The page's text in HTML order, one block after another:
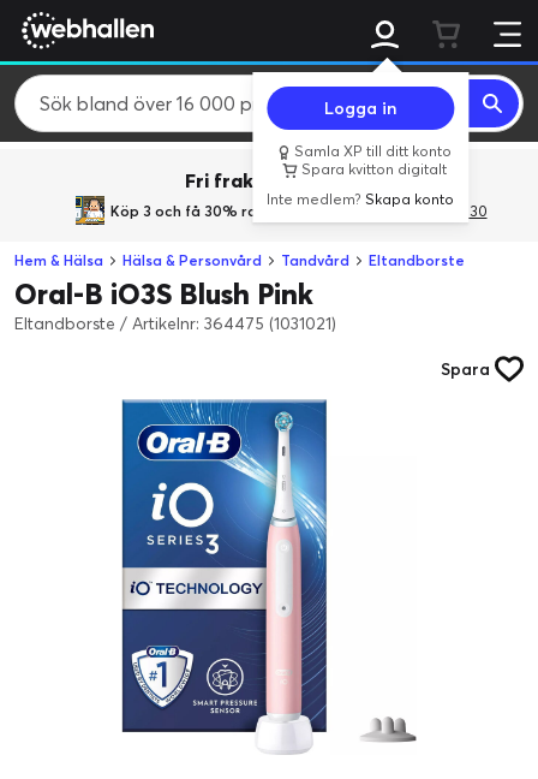
Logga in
Samla XP till ditt konto
Spara kvitton digitalt
Inte medlem?Skapa konto
Fri frakt över 800 kr.
Köp 3 och få 30% rabatt med rabattkoden 3Gives30
Hem & Hälsa Hälsa & Personvård Tandvård Eltandborste
Oral-B iO3S Blush Pink
Eltandborste / Artikelnr: 364475 (1031021)
Spara